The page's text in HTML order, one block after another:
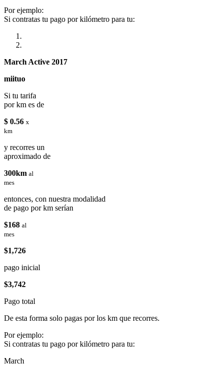
Por ejemplo:
Si contratas tu pago por kilómetro para tu:
March Active 2017
miituo
Si tu tarifa
por km es de
$ 0.56 x
km
y recorres un
aproximado de
300km al
mes
entonces, con nuestra modalidad
de pago por km serían
$168 al
mes
$1,726
pago inicial
$3,742
Pago total
De esta forma solo pagas por los km que recorres.
Por ejemplo:
Si contratas tu pago por kilómetro para tu:
March